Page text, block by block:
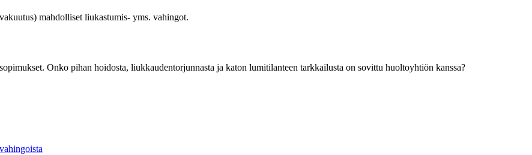
mahdolliset liukastumis- yms. vahingot.
Onko pihan hoidosta, liukkaudentorjunnasta ja katon lumitilanteen tarkkailusta on sovittu huoltoyhtiön kanssa?